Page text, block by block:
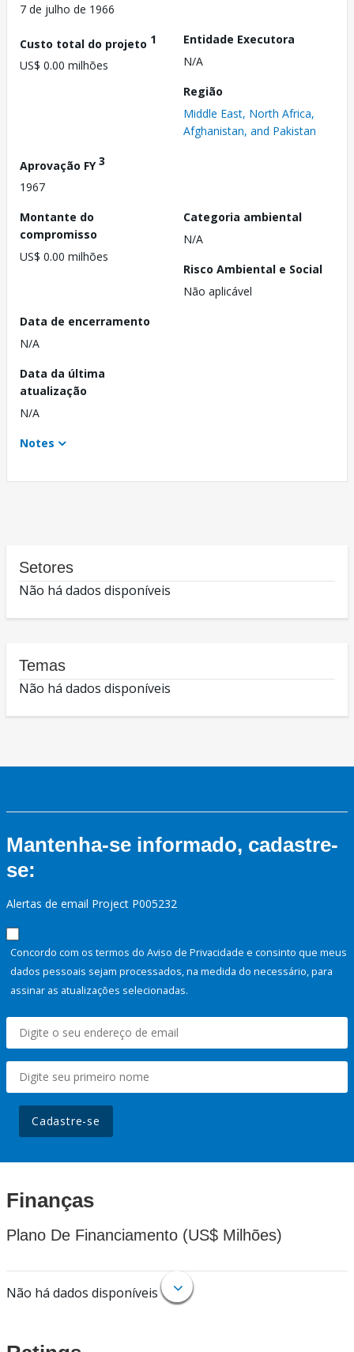
7 de julho de 1966
Custo total do projeto 1
US$ 0.00 milhões
Entidade Executora
N/A
Região
Middle East, North Africa,
Afghanistan, and Pakistan
Aprovação FY3
1967
Montante do
compromisso
US$ 0.00 milhões
Categoria ambiental
N/A
Risco Ambiental e Social
Não aplicável
Data de encerramento
N/A
Data da última
atualização
N/A
Notes
Setores
Não há dados disponíveis
Temas
Não há dados disponíveis
Mantenha-se informado, cadastre-
se:
Alertas de email Project P005232
Concordo com os termos do Aviso de Privacidade e consinto que meus
dados pessoais sejam processados, na medida do necessário, para
assinar as atualizações selecionadas.
Cadastre-se
Finanças
Plano De Financiamento (US$ Milhões)
Não há dados disponíveis